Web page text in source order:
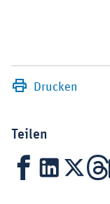
Drucken
Teilen
FacebookLinkedIn
X